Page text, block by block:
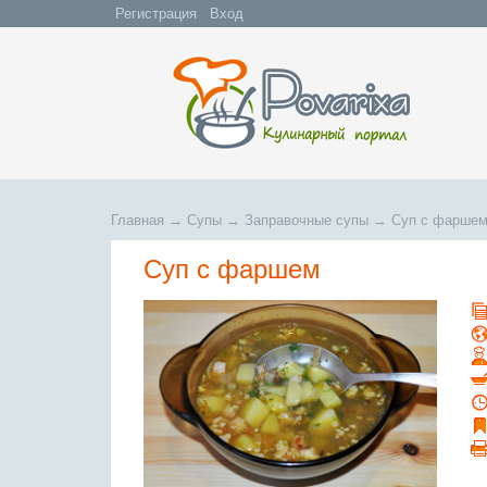
Регистрация Вход
Главная → Супы → Заправочные супы → Суп с фаршем
Суп с фаршем